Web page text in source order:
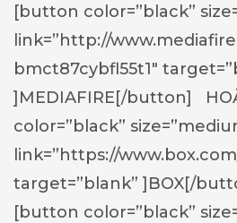
[button color=”black”
link=”http://
bmct87cybfl55t1″
]MEDIAFIRE[/button]
color=”black”
link=”https://
target=”blank” ]BOX[/
[button color=”black”